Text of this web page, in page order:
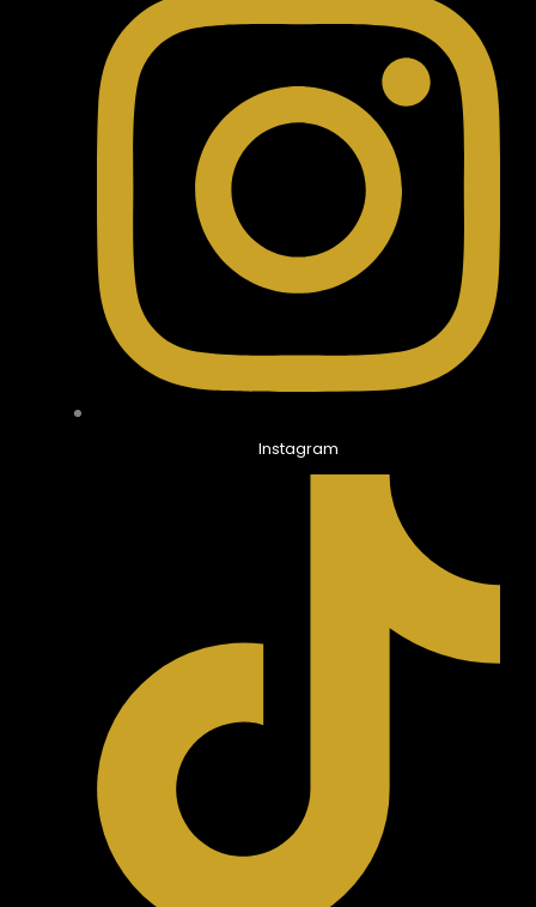
Instagram